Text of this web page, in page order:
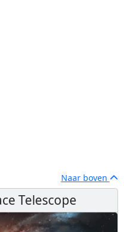
Naar boven
Telescope